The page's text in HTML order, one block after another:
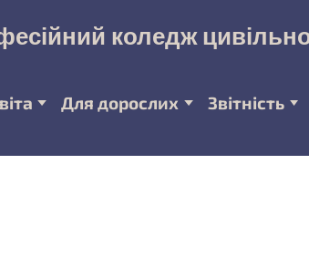
коледж
Для дорослих Звітність